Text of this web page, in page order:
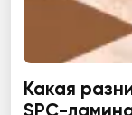
Какая